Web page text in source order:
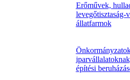
Erőművek,
levegőtisztaság-
állatfarmok
építési